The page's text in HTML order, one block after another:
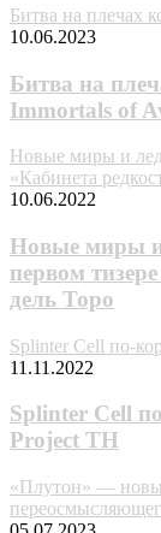
Битва на плечах
10.06.2023
Битва на
Immortals of
Новые миры и
«Кабинета
10.06.2022
Новые миры и
первом
дель Торо
Splinter Cell по-
11.11.2022
Splinter Cell
Project TH
«Плутон» —